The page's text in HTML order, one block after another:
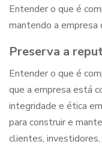
Entendero que é
mantendo a
Preserva a
Entendero que é
que a empresa está
integridade e ética
para construir e
clientes, investidores,